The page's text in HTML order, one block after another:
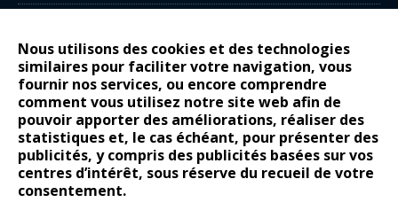
Nous utilisons des cookies et des technologies
similaires pour faciliter votre navigation, vous
fournir nos services, ou encore comprendre
comment vous utilisez notre site web afin de
pouvoir apporter des améliorations, réaliser des
statistiques et, le cas échéant, pour présenter des
publicités, y compris des publicités basées sur vos
centres d’intérêt, sous réserve du recueil de votre
consentement.
14 juillet : nouveau film de marque pour Citroën
Renault Espace : voyage, voyage…
Peugeot E-208 GTi : naissance d’une légende
COMMENTAIRES RÉCENTS
Bernard DardartdansDacia Sandero : pour les gens vrais